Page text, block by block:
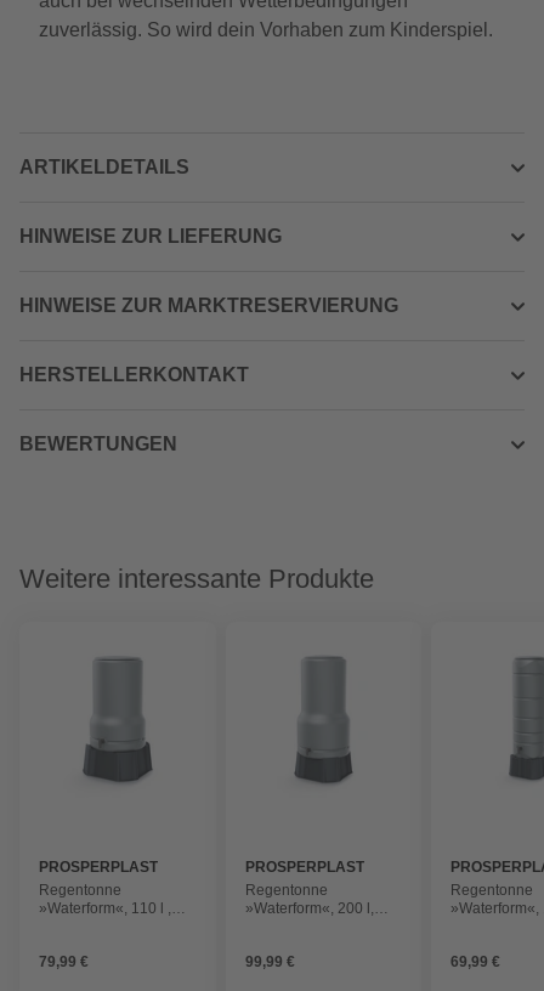
zuverlässig. So wird dein Vorhaben zum Kinderspiel.
ARTIKELDETAILS
HINWEISE ZUR LIEFERUNG
HINWEISE ZUR MARKTRESERVIERUNG
HERSTELLERKONTAKT
BEWERTUNGEN
Weitere interessante Produkte
PROSPERPLAST
Regentonne
»Waterform«, 110 l ,
79,99 €
PROSPERPLAST
Regentonne
»Waterform«, 200 l,
99,99 €
Regentonne
»Waterform«,
69,99 €